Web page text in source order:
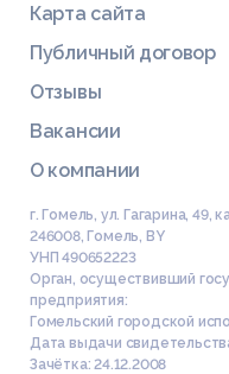
Карта сайта
Публичный договор
Отзывы
Вакансии
О компании
г. Гомель, ул. Гагарина, 49,
246008,Гомель BY
УНП 490652223
Орган, осуществивший
предприятия:
Гомельский городской
Дата выдачи
Зачётка: 24.12.2008